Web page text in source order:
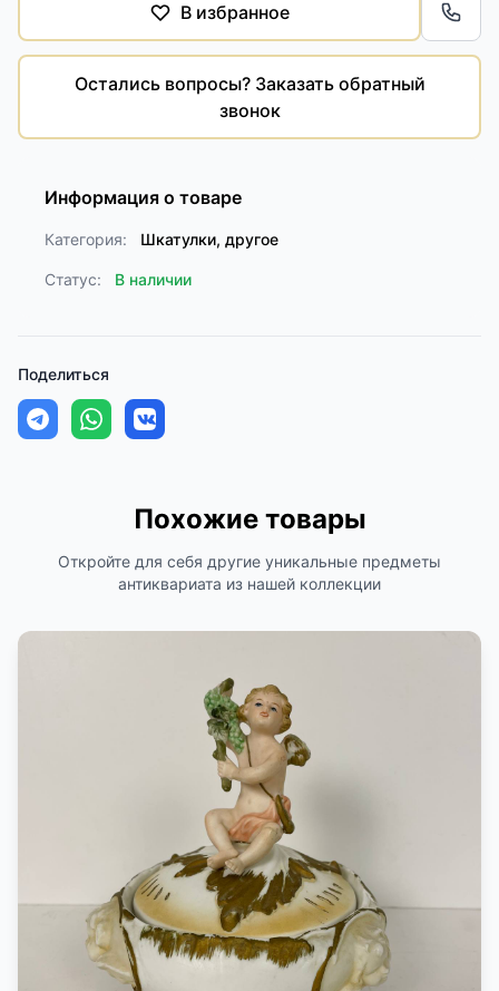
В избранное
Остались вопросы? Заказать обратный
звонок
Информация о товаре
Категория: Шкатулки, другое
Статус: В наличии
Поделиться
Похожие товары
Откройте для себя другие уникальные предметы
антиквариата из нашей коллекции